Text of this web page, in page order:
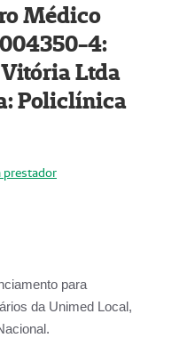
Médico
4:
Ltda
Policlínica
prestador
para
da Unimed Local,